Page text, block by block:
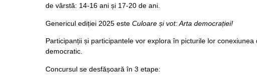
de vârstă: 14-16 ani și 17-20 de ani.
Genericul ediției 2025 este Culoare și vot: Arta democrației!
Participanții și participantele vor explora în picturile lor
democratic.
Concursul se desfășoară în 3 etape: